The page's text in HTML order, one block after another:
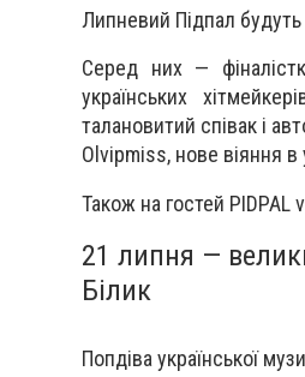
Липневий Підпал будуть
Серед них —
українських
талановитий співак і
Olvipmiss, нове віяння в
Також на гостей PIDPAL
21 липня —
Білик
Попдіва української